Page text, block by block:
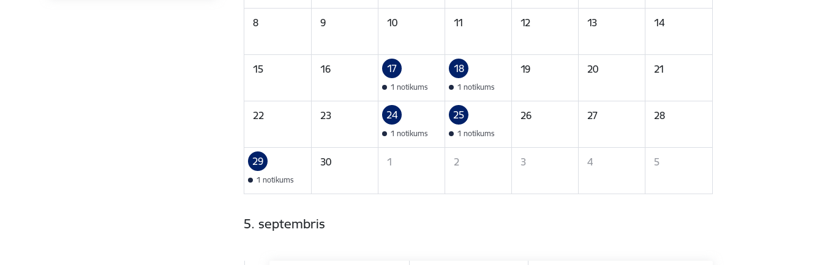
8 9 10 11 12 13 14
15 16 17
1 notikums
18
1 notikums
19 20 21
22 23 24
1 notikums
25
1 notikums
26 27 28
29
1 notikums
30 1 2 3 4 5
5. septembris